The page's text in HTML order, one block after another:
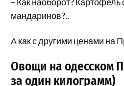
мандаринов?..
А как с другими ценами на
Овощи на одесском
за один килограмм)